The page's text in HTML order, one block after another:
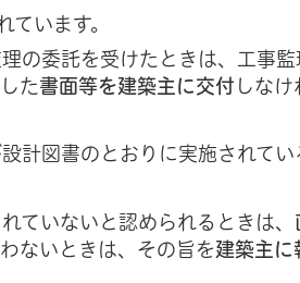
ています。
の委託を受けたときは、工事
た書面等を建築主に交付 しな
計図書のとおりに実施されて
ていないと認められるときは、
ないときは、その旨を建築主に